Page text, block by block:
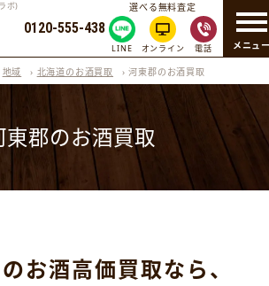
メニュ
ボ)
0120-555-438
選べる無料査定
LINE オンライン 電話
地域 › 北海道のお酒買取 ›河東郡のお酒買取
東郡のお酒買取
のお酒高価買取なら、